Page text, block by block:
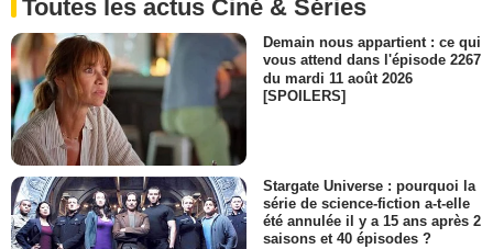
Toutes les actus Ciné & Séries
Demain nous appartient : ce qui
vous attend dans l'épisode 2267
du mardi 11 août 2026
[SPOILERS]
Stargate Universe : pourquoi la
série de science-fiction a-t-elle
été annulée il y a 15 ans après 2
saisons et 40 épisodes ?